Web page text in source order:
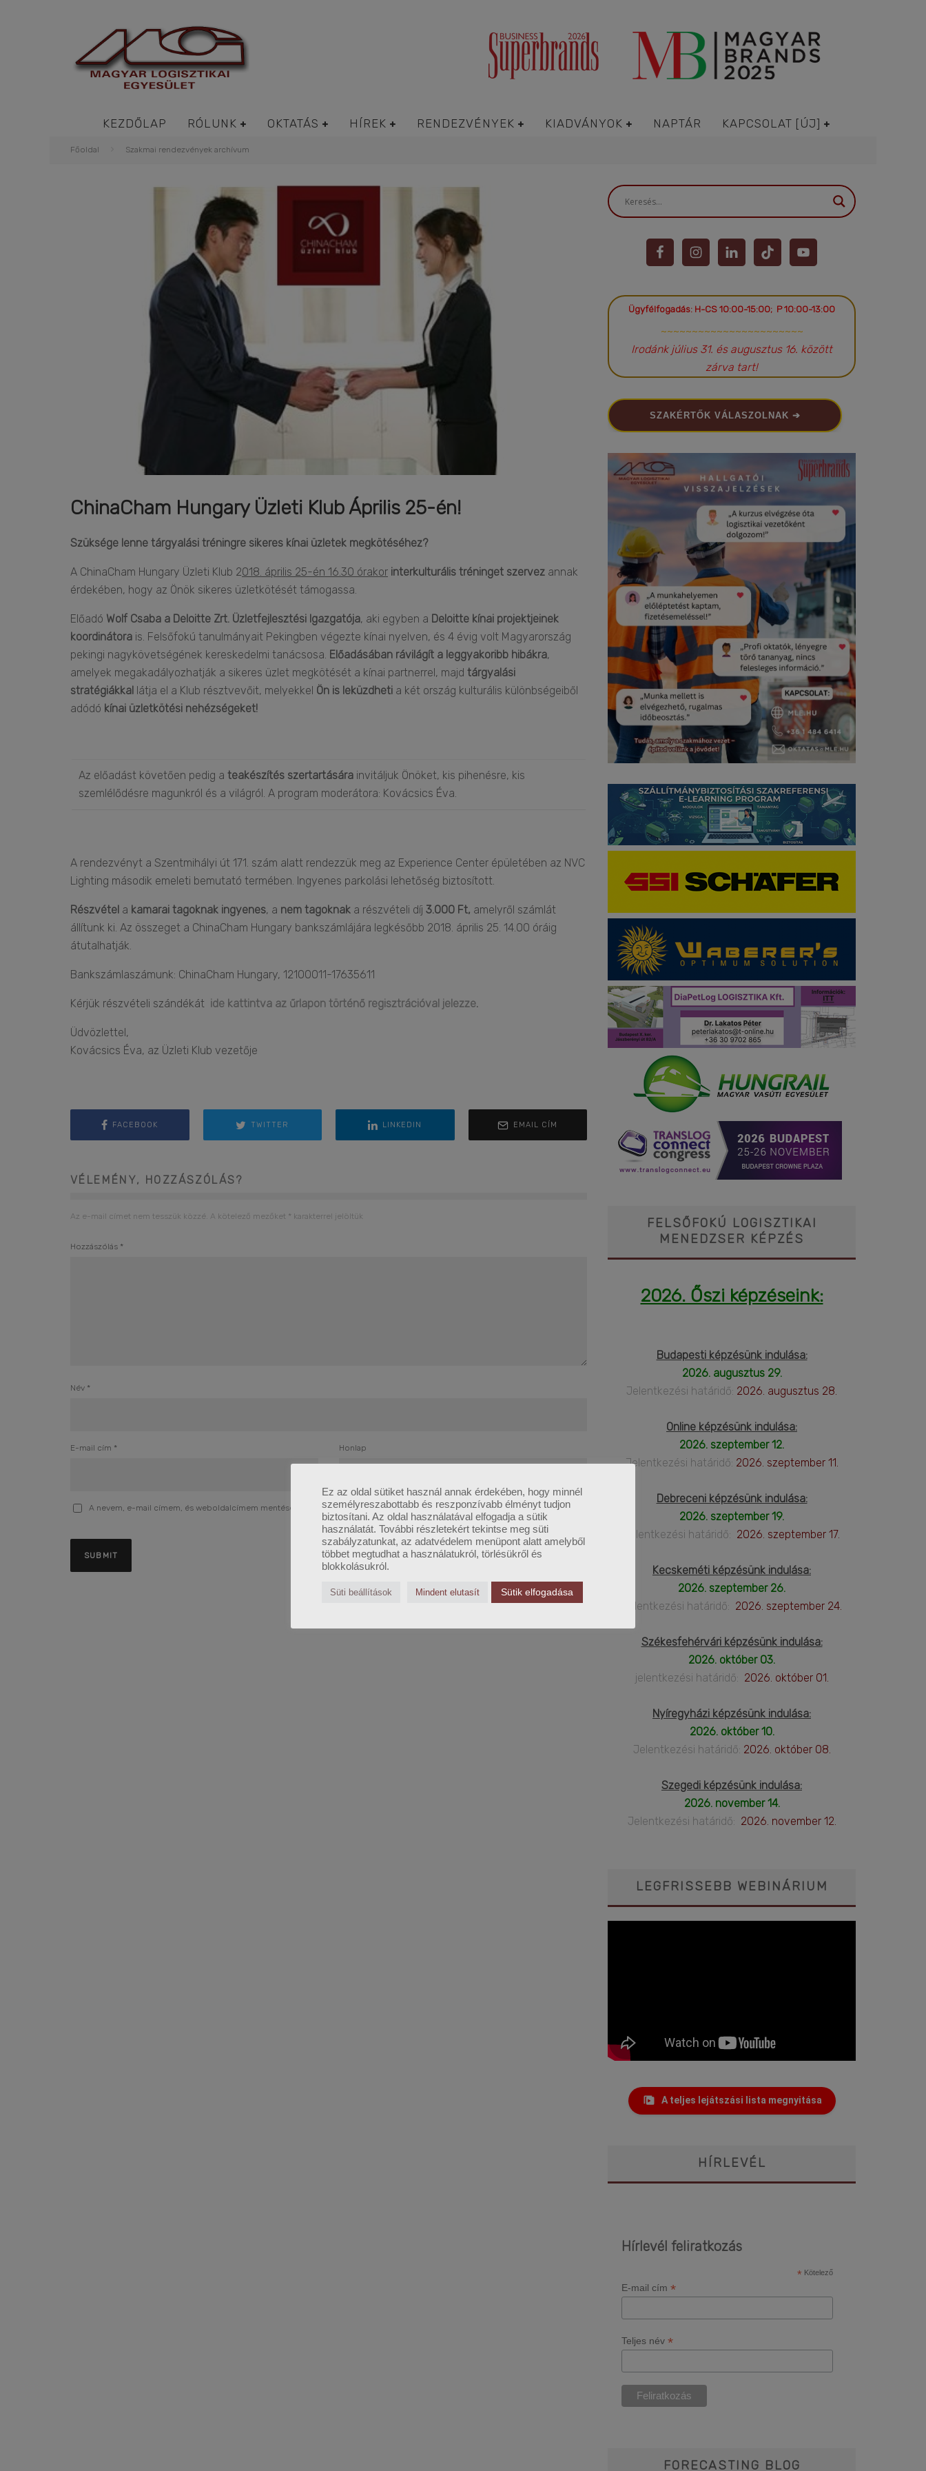
KEZDŐLAP RÓLUNK OKTATÁS HÍREK RENDEZVÉNYEK KIADVÁNYOK NAPTÁR KAPCSOLAT [ÚJ]
Főoldal Szakmai rendezvények archívum
ChinaCham Hungary Üzleti Klub Április 25-én!
Szüksége lenne tárgyalási tréningre sikeres kínai üzletek megkötéséhez?
A ChinaCham Hungary Üzleti Klub 2018. április 25-én 16.30 órakor interkulturális tréninget szervez annak
érdekében, hogy az Önök sikeres üzletkötését támogassa.
Előadó Wolf Csaba a Deloitte Zrt. Üzletfejlesztési Igazgatója, aki egyben a Deloitte kínai projektjeinek
koordinátora is. Felsőfokú tanulmányait Pekingben végezte kínai nyelven, és 4 évig volt Magyarország
pekingi nagykövetségének kereskedelmi tanácsosa. Előadásában rávilágít a leggyakoribb hibákra,
amelyek megakadályozhatják a sikeres üzlet megkötését a kínai partnerrel, majd tárgyalási
stratégiákkal látja el a Klub résztvevőit, melyekkel Ön is leküzdheti a két ország kulturális különbségeiből
adódó kínai üzletkötési nehézségeket!
Az előadást követően pedig a teakészítés szertartására invitáljuk Önöket, kis pihenésre, kis
szemlélődésre magunkról és a világról. A program moderátora: Kovácsics Éva.
A rendezvényt a Szentmihályi út 171. szám alatt rendezzük meg az Experience Center épületében az NVC
Lighting második emeleti bemutató termében. Ingyenes parkolási lehetőség biztosított.
Részvétel a kamarai tagoknak ingyenes, a nem tagoknak a részvételi díj 3.000 Ft, amelyről számlát
állítunk ki. Az összeget a ChinaCham Hungary bankszámlájára legkésőbb 2018. április 25. 14.00 óráig
átutalhatják.
Bankszámlaszámunk: ChinaCham Hungary, 12100011-17635611
Kérjük részvételi szándékát ide kattintva az űrlapon történő regisztrációval jelezze.
Üdvözlettel,
Kovácsics Éva, az Üzleti Klub vezetője
FACEBOOK TWITTER LINKEDIN EMAIL CÍM
VÉLEMÉNY, HOZZÁSZÓLÁS?
Az e-mail címet nem tesszük közzé. A kötelező mezőket * karakterrel jelöltük
Hozzászólás *
Név *
E-mail cím * Honlap
A nevem, e-mail címem, és weboldalcímem mentése a böngészőben a következő hozzászólásomhoz.
Ügyfélfogadás: H-CS 10:00-15:00; P 10:00-13:00
~~~~~~~~~~~~~~~~~~~~~~~
Irodánk július 31. és augusztus 16. között
zárva tart!
SZAKÉRTŐK VÁLASZOLNAK ➔
FELSŐFOKÚ LOGISZTIKAI
MENEDZSER KÉPZÉS
2026. Őszi képzéseink:
Budapesti képzésünk indulása:
2026. augusztus 29.
Jelentkezési határidő: 2026. augusztus 28.
Online képzésünk indulása:
2026. szeptember 12.
Jelentkezési határidő: 2026. szeptember 11.
Debreceni képzésünk indulása:
2026. szeptember 19.
Jelentkezési határidő: 2026. szeptember 17.
Kecskeméti képzésünk indulása:
2026. szeptember 26.
Jelentkezési határidő: 2026. szeptember 24.
Székesfehérvári képzésünk indulása:
2026. október 03.
jelentkezési határidő: 2026. október 01.
Nyíregyházi képzésünk indulása:
2026. október 10.
Jelentkezési határidő: 2026. október 08.
Szegedi képzésünk indulása:
2026. november 14.
Jelentkezési határidő: 2026. november 12.
LEGFRISSEBB WEBINÁRIUM
A teljes lejátszási lista megnyitása
HÍRLEVÉL
Hírlevél feliratkozás
* Kötelező
E-mail cím *
Teljes név *
FORECASTING BLOG
Ez az oldal sütiket használ annak érdekében, hogy minnél
személyreszabottabb és reszponzívabb élményt tudjon
biztosítani. Az oldal használatával elfogadja a sütik
használatát. További részletekért tekintse meg süti
szabályzatunkat, az adatvédelem menüpont alatt amelyből
többet megtudhat a használatukról, törlésükről és
blokkolásukról.
Süti beállítások Mindent elutasít Sütik elfogadása